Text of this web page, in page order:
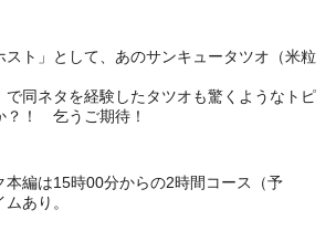
スト」として、あのサンキュータツオ（米粒
で同ネタを経験したタツオも驚くようなトピ
？！ 乞うご期待！
本編は15時00分からの2時間コース（予
あり。